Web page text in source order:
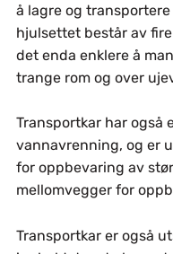
å lagre og
hjulsettet består av
det enda enklere å
trange rom og over
Transportkar har også
vannavrenning, og er
for oppbevaring av
mellomvegger for
Transportkar er også